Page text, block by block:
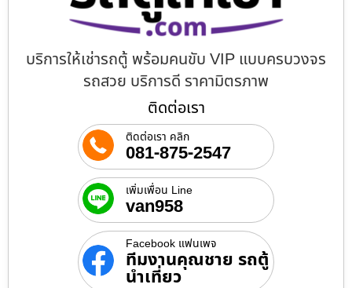
บริการให้เช่ารถตู้ พร้อมคนขับ VIP แบบครบวงจร
รถสวย บริการดี ราคามิตรภาพ
ติดต่อเรา
ติดต่อเรา คลิก
081-875-2547
เพิ่มเพื่อน Line
van958
Facebook แฟนเพจ
ทีมงานคุณชาย รถตู้
นำเที่ยว